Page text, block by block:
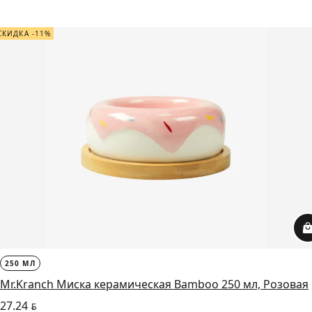
-11%
250 МЛ
Mr.Kranch Миска керамическая Bamboo 250 мл, Розовая
27.24 BYN